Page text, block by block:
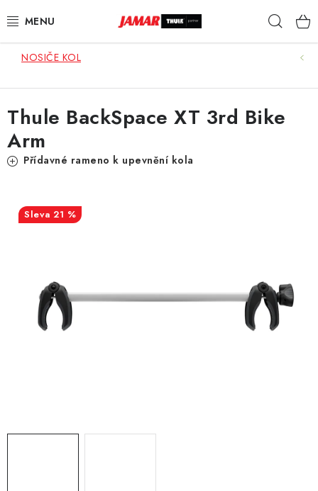
na
STŘEŠNÍ NOSIČE
STŘEŠNÍ BOXY
KOČÁRKY
DĚTSKÉ ZBOŽÍ
AUTODOPLŇKY
PŮJČOVNA
NOSIČE KOL
Thule BackSpace XT 3rd Bike
Arm
Přídavné rameno k upevnění kola
21 %